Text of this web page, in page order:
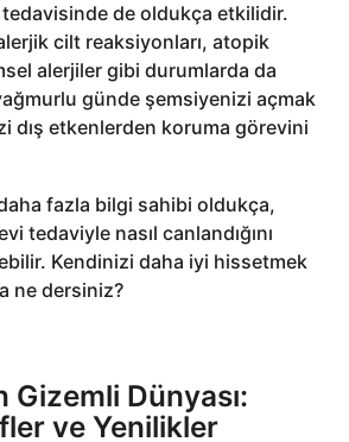
tedavisinde de oldukça etkilidir.
cilt reaksiyonları, atopik
alerjiler gibi durumlarda da
yağmurlu günde şemsiyenizi açmak
dış etkenlerden koruma görevini
fazla bilgi sahibi oldukça,
tedaviyle nasıl canlandığını
Kendinizi daha iyi hissetmek
ne dersiniz?
Gizemli Dünyası:
ve Yenilikler